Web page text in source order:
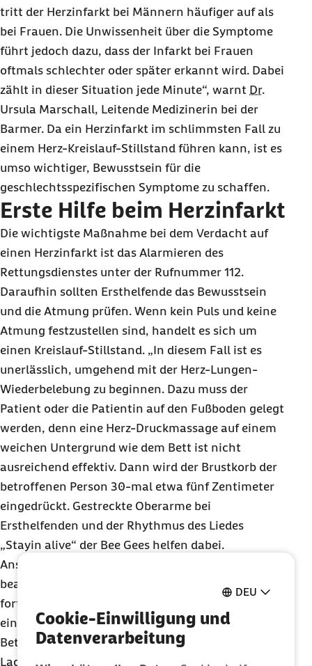
DEU
Cookie-Einwilligung und
Datenverarbeitung
tritt der Herzinfarkt bei Männern häufiger auf als
bei Frauen. Die Unwissenheit über die Symptome
führt jedoch dazu, dass der Infarkt bei Frauen
oftmals schlechter oder später erkannt wird. Dabei
zählt in dieser Situation jede Minute“, warnt Dr.
Ursula Marschall, Leitende Medizinerin bei der
Barmer. Da ein Herzinfarkt im schlimmsten Fall zu
einem Herz-Kreislauf-Stillstand führen kann, ist es
umso wichtiger, Bewusstsein für die
geschlechtsspezifischen Symptome zu schaffen.
Erste Hilfe beim Herzinfarkt
Die wichtigste Maßnahme bei dem Verdacht auf
einen Herzinfarkt ist das Alarmieren des
Rettungsdienstes unter der Rufnummer 112.
Daraufhin sollten Ersthelfende das Bewusstsein
und die Atmung prüfen. Wenn kein Puls und keine
Atmung festzustellen sind, handelt es sich um
einen Kreislauf-Stillstand. „In diesem Fall ist es
unerlässlich, umgehend mit der Herz-Lungen-
Wiederbelebung zu beginnen. Dazu muss der
Patient oder die Patientin auf den Fußboden gelegt
werden, denn eine Herz-Druckmassage auf einem
weichen Untergrund wie dem Bett ist nicht
ausreichend effektiv. Dann wird der Brustkorb der
betroffenen Person 30-mal etwa fünf Zentimeter
eingedrückt. Gestreckte Oberarme bei
Ersthelfenden und der Rhythmus des Liedes
„Stayin alive“ der Bee Gees helfen dabei.
Anschließend sollte zweimal von Mund zu Nase
beatmet werden. Dieser Vorgang muss so lange
fortgesetzt werden, bis der Rettungsdienst
eintrifft“, sagt Marschall. Ist die oder der
Betroffene bei Bewusstsein, empfiehlt sich eine
Lagerung mit erhöhtem Oberkörper, um das Herz